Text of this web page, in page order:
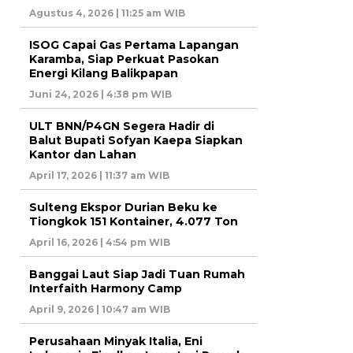
Agustus 4, 2026 | 11:25 am WIB
ISOG Capai Gas Pertama Lapangan
Karamba, Siap Perkuat Pasokan
Energi Kilang Balikpapan
Juni 24, 2026 | 4:38 pm WIB
ULT BNN/P4GN Segera Hadir di
Balut Bupati Sofyan Kaepa Siapkan
Kantor dan Lahan
April 17, 2026 | 11:37 am WIB
Sulteng Ekspor Durian Beku ke
Tiongkok 151 Kontainer, 4.077 Ton
April 16, 2026 | 4:54 pm WIB
Banggai Laut Siap Jadi Tuan Rumah
Interfaith Harmony Camp
April 9, 2026 | 10:47 am WIB
Perusahaan Minyak Italia, Eni